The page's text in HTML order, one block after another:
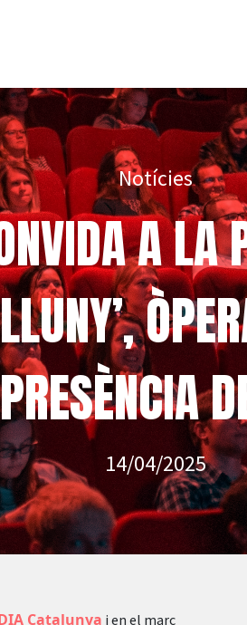
Notícies
A
14/04/2025
Catalunya i en el marc